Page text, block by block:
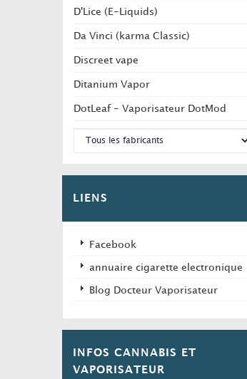
D'Lice (E-Liquids)
Da Vinci (karma Classic)
Discreet vape
Ditanium Vapor
DotLeaf - Vaporisateur DotMod
LIENS
Facebook
annuaire cigarette electronique
Blog Docteur Vaporisateur
INFOS CANNABIS ET
VAPORISATEUR